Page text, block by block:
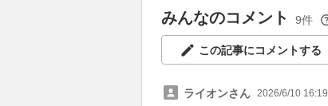
みんなのコメント 9件
この記事にコメントする
ライオンさん 2026/6/10 16:19